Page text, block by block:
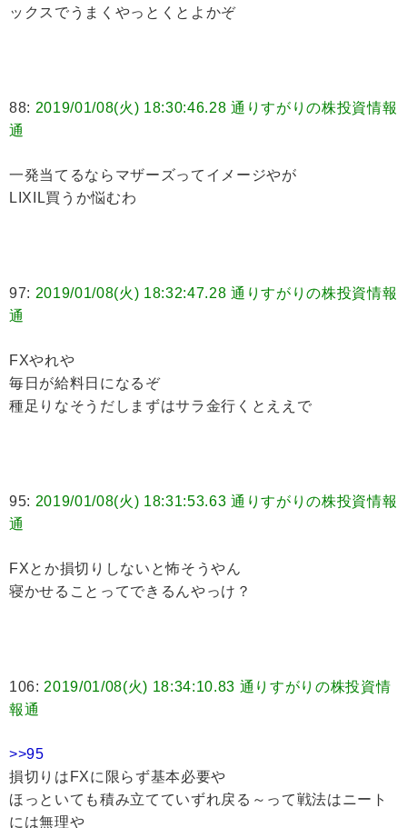
ックスでうまくやっとくとよかぞ
88: 2019/01/08(火) 18:30:46.28 通りすがりの株投資情報
通
一発当てるならマザーズってイメージやが
LIXIL買うか悩むわ
97: 2019/01/08(火) 18:32:47.28 通りすがりの株投資情報
通
FXやれや
毎日が給料日になるぞ
種足りなそうだしまずはサラ金行くとええで
95: 2019/01/08(火) 18:31:53.63 通りすがりの株投資情報
通
FXとか損切りしないと怖そうやん
寝かせることってできるんやっけ？
106: 2019/01/08(火) 18:34:10.83 通りすがりの株投資情
報通
>>95
損切りはFXに限らず基本必要や
ほっといても積み立てていずれ戻る～って戦法はニート
には無理や